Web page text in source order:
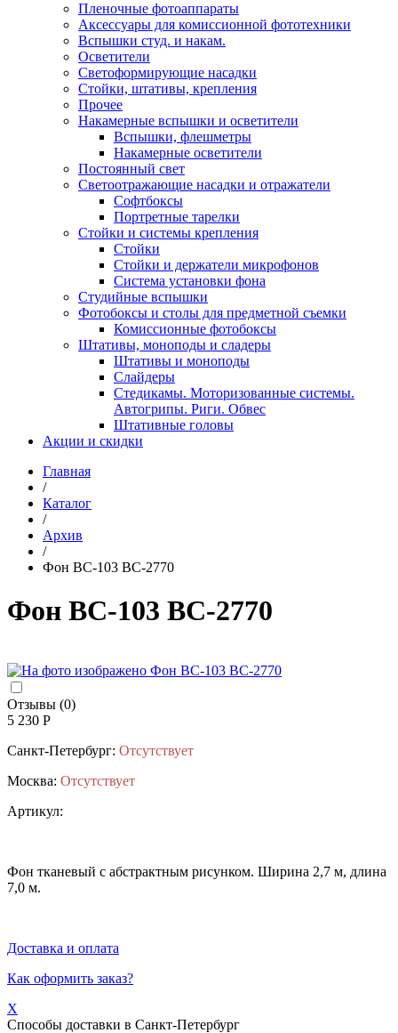
Пленочные фотоаппараты
Аксессуары для комиссионной фототехники
Вспышки студ. и накам.
Осветители
Светоформирующие насадки
Стойки, штативы, крепления
Прочее
Накамерные вспышки и осветители
Вспышки, флешметры
Накамерные осветители
Постоянный свет
Светоотражающие насадки и отражатели
Софтбоксы
Портретные тарелки
Стойки и системы крепления
Стойки
Стойки и держатели микрофонов
Система установки фона
Студийные вспышки
Фотобоксы и столы для предметной съемки
Комиссионные фотобоксы
Штативы, моноподы и сладеры
Штативы и моноподы
Слайдеры
Стедикамы. Моторизованные системы.
Автогрипы. Риги. Обвес
Штативные головы
Акции и скидки
Главная
/
Каталог
/
Архив
/
Фон BC-103 BC-2770
Фон BC-103 BC-2770
Отзывы (0)
5 230 Р
Санкт-Петербург: Отсутствует
Москва: Отсутствует
Артикул:
Фон тканевый с абстрактным рисунком. Ширина 2,7 м, длина
7,0 м.
Доставка и оплата
Как оформить заказ?
X
Способы доставки в Санкт-Петербург